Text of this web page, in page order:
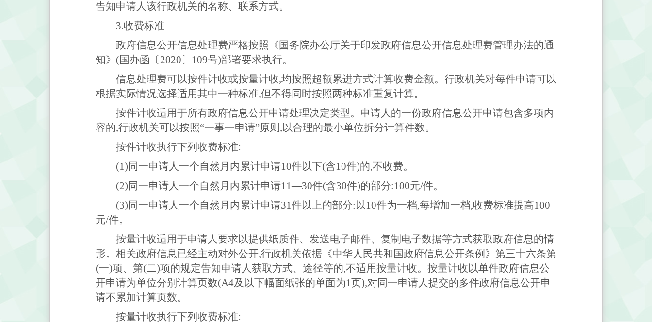
告知申请人该行政机关的名称、联系方式。
3.收费标准
政府信息公开信息处理费严格按照《国务院办公厅关于印发政府信息公开信息处理费管理办法的通
知》(国办函〔2020〕109号)部署要求执行。
信息处理费可以按件计收或按量计收,均按照超额累进方式计算收费金额。行政机关对每件申请可以
根据实际情况选择适用其中一种标准,但不得同时按照两种标准重复计算。
按件计收适用于所有政府信息公开申请处理决定类型。申请人的一份政府信息公开申请包含多项内
容的,行政机关可以按照“一事一申请”原则,以合理的最小单位拆分计算件数。
按件计收执行下列收费标准:
(1)同一申请人一个自然月内累计申请10件以下(含10件)的,不收费。
(2)同一申请人一个自然月内累计申请11—30件(含30件)的部分:100元/件。
(3)同一申请人一个自然月内累计申请31件以上的部分:以10件为一档,每增加一档,收费标准提高100
元/件。
按量计收适用于申请人要求以提供纸质件、发送电子邮件、复制电子数据等方式获取政府信息的情
形。相关政府信息已经主动对外公开,行政机关依据《中华人民共和国政府信息公开条例》第三十六条第
(一)项、第(二)项的规定告知申请人获取方式、途径等的,不适用按量计收。按量计收以单件政府信息公
开申请为单位分别计算页数(A4及以下幅面纸张的单面为1页),对同一申请人提交的多件政府信息公开申
请不累加计算页数。
按量计收执行下列收费标准: